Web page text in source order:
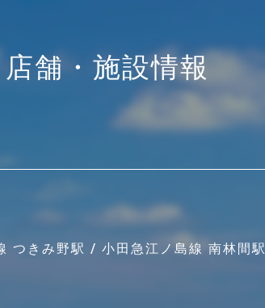
店舗・施設情報
つきみ野駅 / 小田急江ノ島線 南林間駅